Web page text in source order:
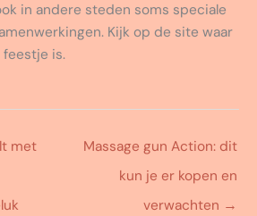
in andere steden soms speciale
Kijk op de site waar
is.
met
Massage gun Action: dit
kun je er kopen en
verwachten →